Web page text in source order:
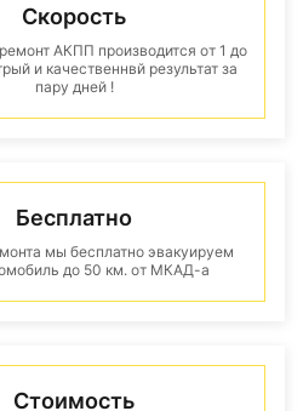
Скорость
АКПП производится от 1 до
и качественнвй результат за
пару дней !
Бесплатно
мы бесплатно эвакуируем
до 50 км. от МКАД-а
Стоимость